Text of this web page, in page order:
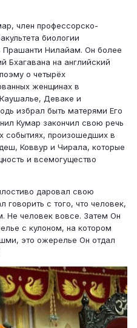
член профессорско-
биологии
Прашанти Нилайам. Он более
Бхагавана на английский
о четырёх
женщинах в
Деваке и
избрал быть матерями Его
Кумар закончил свою речь
событиях, произошедших в
Коввур и Чирала, которые
и всемогущество
даровал свою
с того, что человек,
Не человек вовсе. Затем Он
с кулоном, на котором
это ожерелье Он отдал